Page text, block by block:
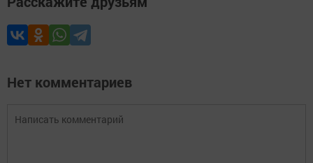
Нет комментариев